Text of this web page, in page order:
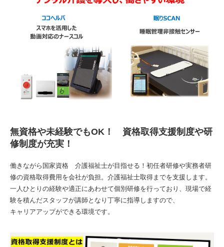
無資格や未経験でもOK！ 資格取得支援制度や研
修制度が充実！
働きながら国家資格 介護福祉士が目指せる！初任者研修や実務者研
修の資格取得費用を会社が負担。介護福祉士取得までを支援します。
一人ひとりの経験や適正にあわせて個別研修を行っており、現場で経
験を積んだスタッフが講師となり丁寧に指導しますので、
キャリアアップができる環境です。